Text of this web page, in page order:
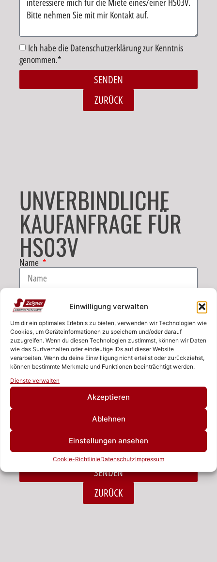
Einwilligung verwalten
Um dir ein optimales Erlebnis zu bieten, verwenden wir Technologien wie
Cookies, um Geräteinformationen zu speichern und/oder darauf
zuzugreifen. Wenn du diesen Technologien zustimmst, können wir Daten
wie das Surfverhalten oder eindeutige IDs auf dieser Website
verarbeiten. Wenn du deine Einwilligung nicht erteilst oder zurückziehst,
können bestimmte Merkmale und Funktionen beeinträchtigt werden.
Dienste verwalten
Akzeptieren
Ablehnen
Einstellungen ansehen
Cookie-RichtlinieDatenschutzImpressum
Ich habe die Datenschutzerklärung zur Kenntnis
genommen.*
SENDEN
ZURÜCK
UNVERBINDLICHE
KAUFANFRAGE FÜR
HS03V
Name
E-Mail
Telefon
Nachricht
Ich habe die Datenschutzerklärung zur Kenntnis
genommen.*
SENDEN
ZURÜCK
Rufen Sie uns an!